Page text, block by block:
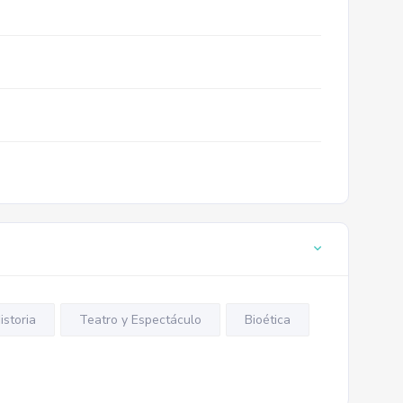
Teatro y Espectáculo Bioética